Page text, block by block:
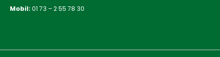
Mobil: 01 73 – 2 55 78 30